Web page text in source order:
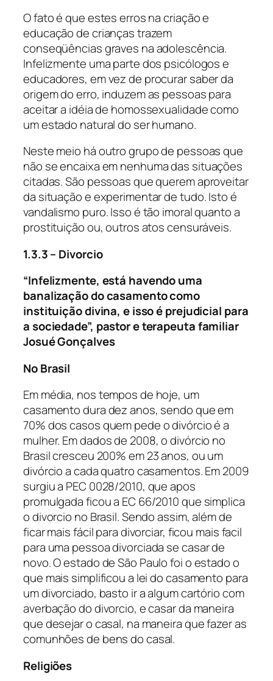
O fato é que estes erros na criação e
educação de crianças trazem
conseqüências graves na adolescência.
Infelizmente uma parte dos psicólogos e
educadores, em vez de procurar saber da
origem do erro, induzem as pessoas para
aceitar a idéia de homossexualidade como
um estado natural do ser humano.
Neste meio há outro grupo de pessoas que
não se encaixa em nenhuma das situações
citadas. São pessoas que querem aproveitar
da situação e experimentar de tudo. Isto é
vandalismo puro. Isso é tão imoral quanto a
prostituição ou, outros atos censuráveis.
1.3.3 – Divorcio
“Infelizmente, está havendo uma
banalização do casamento como
instituição divina, e isso é prejudicial para
a sociedade”, pastor e terapeuta familiar
Josué Gonçalves
No Brasil
Em média, nos tempos de hoje, um
casamento dura dez anos, sendo que em
70% dos casos quem pede o divórcio é a
mulher. Em dados de 2008, o divórcio no
Brasil cresceu 200% em 23 anos, ou um
divórcio a cada quatro casamentos. Em 2009
surgiu a PEC 0028/2010, que apos
promulgada ficou a EC 66/2010 que simplica
o divorcio no Brasil. Sendo assim, além de
ficar mais fácil para divorciar, ficou mais facil
para uma pessoa divorciada se casar de
novo. O estado de São Paulo foi o estado o
que mais simplificou a lei do casamento para
um divorciado, basto ir a algum cartório com
averbação do divorcio, e casar da maneira
que desejar o casal, na maneira que fazer as
comunhões de bens do casal.
Religiões